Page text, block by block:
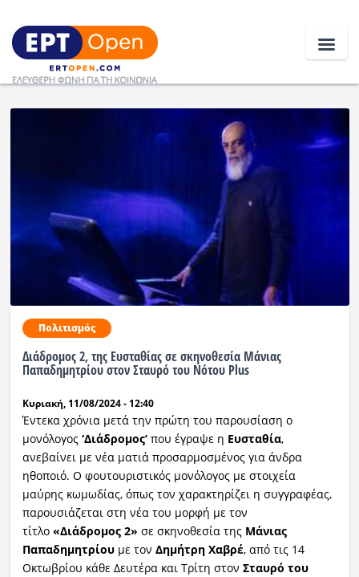
Κοινωνία
Πολιτική
Οικονομία
Αθλητικά
Κόσμος
Εκπομπές
Πολιτισμός
Πολιτισμός
Διάδρομος 2, της Ευσταθίας σε σκηνοθεσία Μάνιας
Παπαδημητρίου στον Σταυρό του Νότου Plus
Κυριακή, 11/08/2024 - 12:40
Έντεκα χρόνια μετά την πρώτη του παρουσίαση ο
μονόλογος ‘Διάδρομος’που έγραψε η Ευσταθία,
ανεβαίνει με νέα ματιά προσαρμοσμένος για άνδρα
ηθοποιό. Ο φουτουριστικός μονόλογος με στοιχεία
μαύρης κωμωδίας, όπως τον χαρακτηρίζει η συγγραφέας,
παρουσιάζεται στη νέα του μορφή με τον
τίτλο«Διάδρομος 2» σε σκηνοθεσία τηςΜάνιας
Παπαδημητρίουμε τον Δημήτρη Χαβρέ, από τις 14
Οκτωβρίου κάθε Δευτέρα και Τρίτη στον Σταυρό του